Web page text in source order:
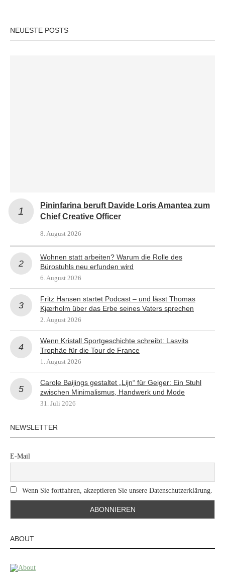
NEUESTE POSTS
Pininfarina beruft Davide Loris Amantea zum
Chief Creative Officer
8. August 2026
Wohnen statt arbeiten? Warum die Rolle des
Bürostuhls neu erfunden wird
6. August 2026
Fritz Hansen startet Podcast – und lässt Thomas
Kjærholm über das Erbe seines Vaters sprechen
2. August 2026
Wenn Kristall Sportgeschichte schreibt: Lasvits
Trophäe für die Tour de France
1. August 2026
Carole Baijings gestaltet „Lijn“ für Geiger: Ein Stuhl
zwischen Minimalismus, Handwerk und Mode
31. Juli 2026
NEWSLETTER
E-Mail
Wenn Sie fortfahren, akzeptieren Sie unsere Datenschutzerklärung.
ABOUT